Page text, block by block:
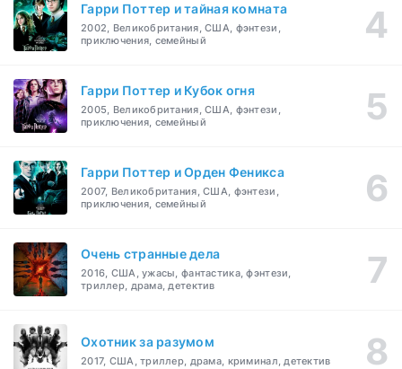
Гарри Поттер и тайная комната
2002, Великобритания, США, фэнтези,
приключения, семейный
Гарри Поттер и Кубок огня
2005, Великобритания, США, фэнтези,
приключения, семейный
Гарри Поттер и Орден Феникса
2007, Великобритания, США, фэнтези,
приключения, семейный
Очень странные дела
2016, США, ужасы, фантастика, фэнтези,
триллер, драма, детектив
Охотник за разумом
2017, США, триллер, драма, криминал, детектив